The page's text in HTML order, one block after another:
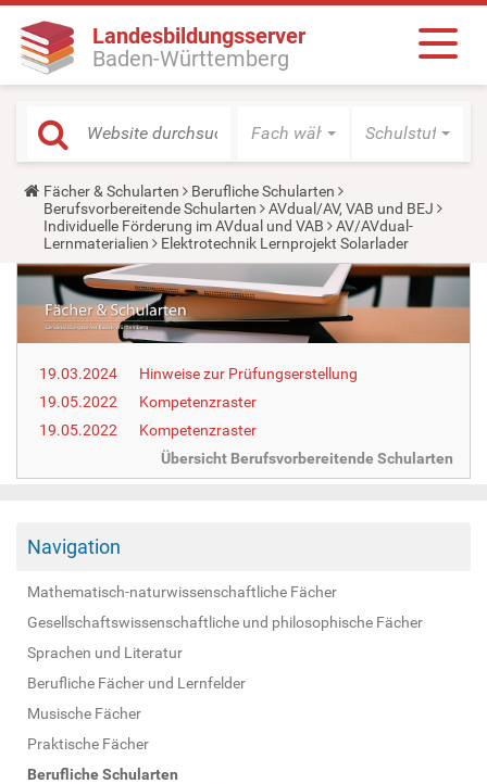
Landesbildungsserver
Baden-Württemberg
Fach wählen Schulstufe
Y
o
u
a
r
e
e
r
e
Fächer & Schularten
Berufliche Schularten
Berufsvorbereitende Schularten
AVdual/AV, VAB und BEJ
Individuelle Förderung im AVdual und VAB
AV/AVdual-
Lernmaterialien
Elektrotechnik Lernprojekt Solarlader
19.03.2024
Hinweise zur Prüfungserstellung
19.05.2022
Kompetenzraster
19.05.2022
Kompetenzraster
Übersicht Berufsvorbereitende Schularten
Navigation
Mathematisch-naturwissenschaftliche Fächer
Gesellschaftswissenschaftliche und philosophische Fächer
Sprachen und Literatur
Berufliche Fächer und Lernfelder
Musische Fächer
Praktische Fächer
Berufliche Schularten